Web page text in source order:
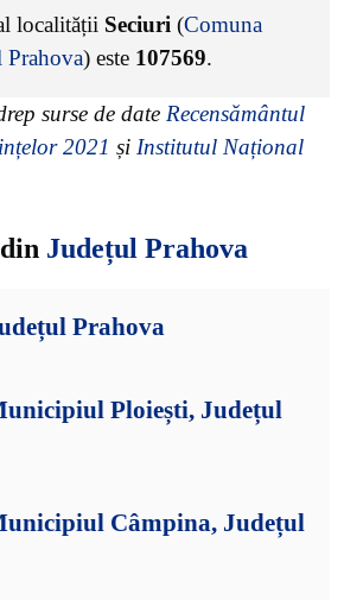
localității Seciuri (Comuna
Prahova) este 107569.
surse de date Recensământul
2021 și Institutul Național
Județul Prahova
Prahova
Ploiești, Județul
Câmpina, Județul